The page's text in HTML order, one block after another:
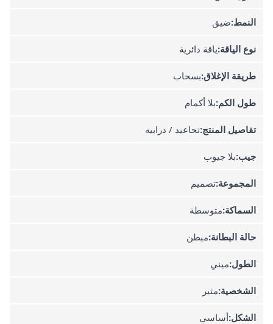
النمط:ضيق
نوع الياقة:ياقة دائرية
طريقة الإغلاق:بسحاب
طول الكم:بلا أكمام
تفاصيل المنتج:تجاعيد / درابيه
جيب:بلا جيوب
المجموعة:تصميم
السماكة:متوسطة
حالة البطانة:مبطن
الطول:ميني
الشخصية:مثير
الشكل:أساسي